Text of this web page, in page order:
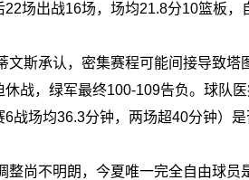
场出战16场，场均21.8分10篮板，
斯承认，密集赛程可能间接导致塔
休战，绿军最终100-109告负。球队
战场均36.3分钟，两场超40分钟）是
尚不明朗，今夏唯一完全自由球员